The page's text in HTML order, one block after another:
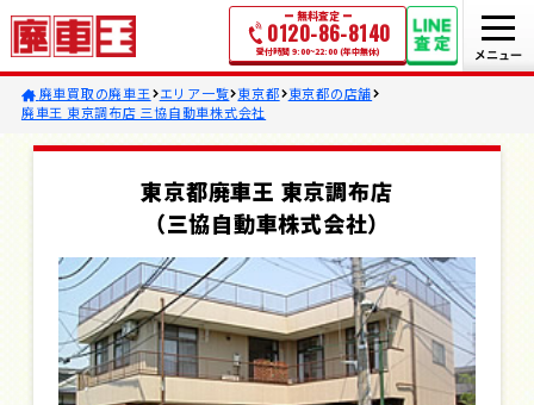
無料査定
0120-86-8140
受付時間 9:00~22:00 (年中無休)
廃車買取の廃車王 エリア一覧 東京都 東京都の店舗
廃車王 東京調布店 三協自動車株式会社
東京都廃車王 東京調布店
（三協自動車株式会社）